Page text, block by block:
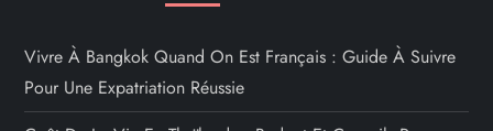
Vivre À Bangkok Quand On Est Français : Guide À Suivre
Pour Une Expatriation Réussie